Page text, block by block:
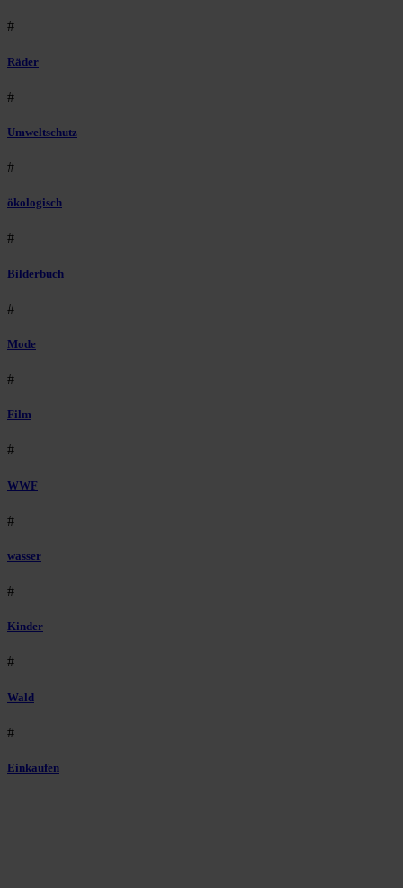
#
Räder
#
Umweltschutz
#
ökologisch
#
Bilderbuch
#
Mode
#
Film
#
WWF
#
wasser
#
Kinder
#
Wald
#
Einkaufen